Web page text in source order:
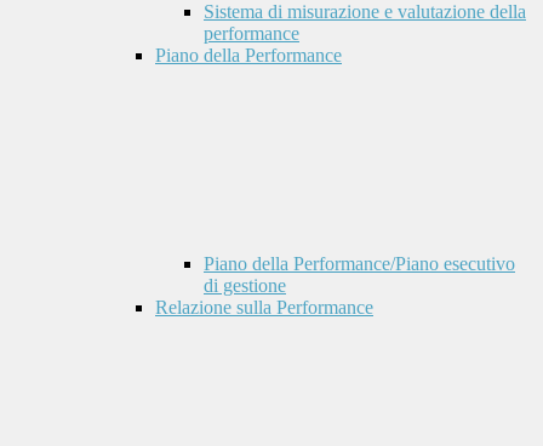
Sistema di misurazione e valutazione della
performance
Piano della Performance
Piano della Performance/Piano esecutivo
di gestione
Relazione sulla Performance